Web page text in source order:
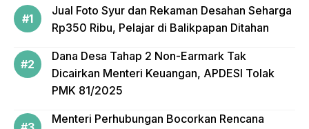
Jual Foto Syur dan Rekaman Desahan Seharga
Rp350 Ribu, Pelajar di Balikpapan Ditahan
Dana Desa Tahap 2 Non-Earmark Tak
Dicairkan Menteri Keuangan, APDESI Tolak
PMK 81/2025
Menteri Perhubungan Bocorkan Rencana